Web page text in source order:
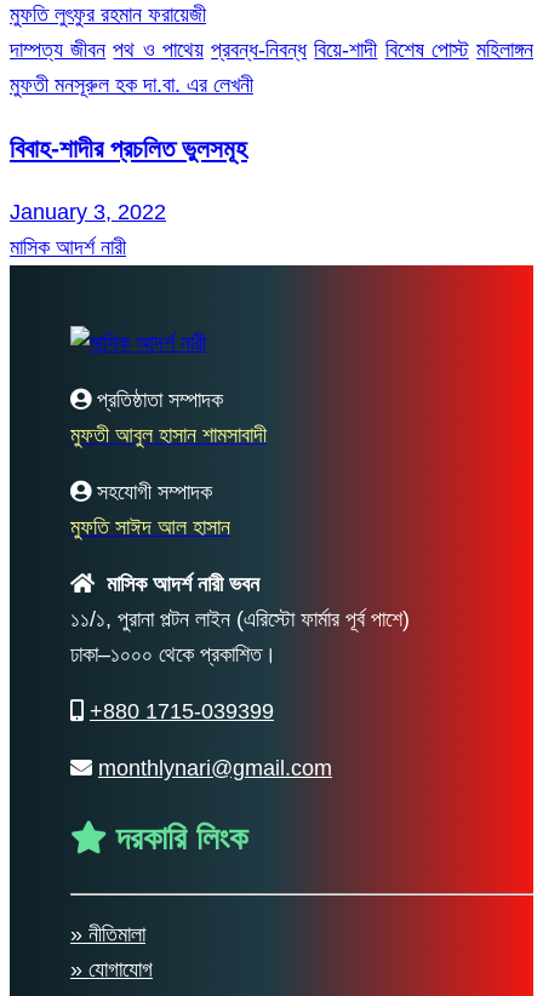
মুফতি লুৎফুর রহমান ফরায়েজী
দাম্পত্য জীবন পথ ও পাথেয় প্রবন্ধ-নিবন্ধ বিয়ে-শাদী বিশেষ পোস্ট মহিলাঙ্গন
মুফতী মনসূরুল হক দা.বা. এর লেখনী
বিবাহ-শাদীর প্রচলিত ভুলসমূহ
January 3, 2022
মাসিক আদর্শ নারী
প্রতিষ্ঠাতা সম্পাদক
মুফতী আবুল হাসান শামসাবাদী
সহযোগী সম্পাদক
মুফতি সাঈদ আল হাসান
মাসিক আদর্শ নারী ভবন
১১/১, পুরানা পল্টন লাইন (এরিস্টো ফার্মার পূর্ব পাশে)
ঢাকা–১০০০ থেকে প্রকাশিত।
+880 1715-039399
monthlynari@gmail.com
দরকারি লিংক
» নীতিমালা
» যোগাযোগ